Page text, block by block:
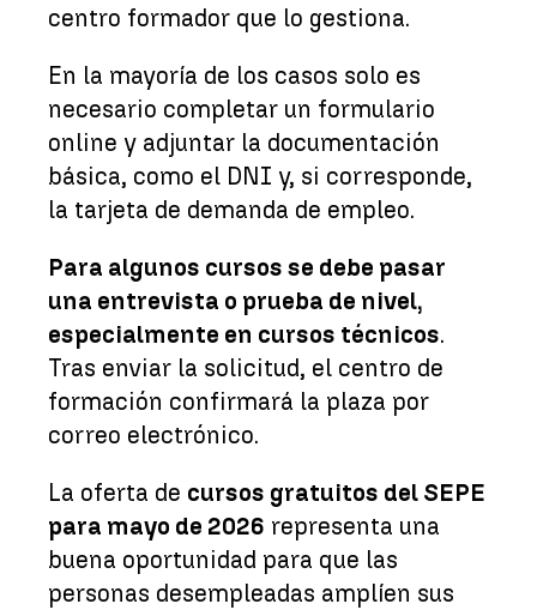
centro formador que lo gestiona.
En la mayoría de los casos solo es
necesario completar un formulario
online y adjuntar la documentación
básica, como el DNI y, si corresponde,
la tarjeta de demanda de empleo.
Para algunos cursos se debe pasar
una entrevista o prueba de nivel,
especialmente en cursos técnicos.
Tras enviar la solicitud, el centro de
formación confirmará la plaza por
correo electrónico.
La oferta de cursos gratuitos del SEPE
para mayo de 2026 representa una
buena oportunidad para que las
personas desempleadas amplíen sus